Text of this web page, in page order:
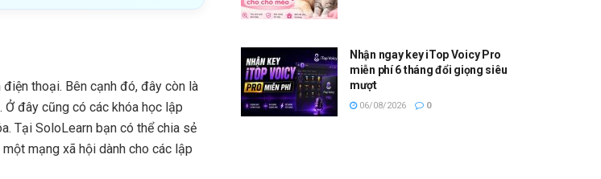
thoại. Bên cạnh đó, đây còn là
đây cũng có các khóa học lập
Tại SoloLearn bạn có thể chia sẻ
mạng xã hội dành cho các lập
Nhận ngay key iTop Voicy Pro
miễn phí 6 tháng đổi giọng siêu
mượt
06/08/2026 0